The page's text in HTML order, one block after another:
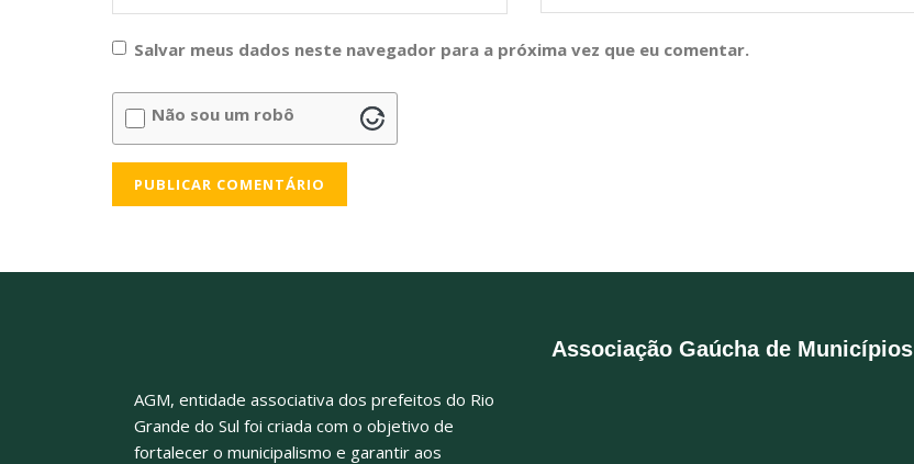
Salvar meus dados neste navegador para a próxima vez que eu comentar.
Não sou um robô
AGM, entidade associativa dos prefeitos do Rio
Grande do Sul foi criada com o objetivo de
fortalecer o municipalismo e garantir aos
Associação Gaúcha de Municípios